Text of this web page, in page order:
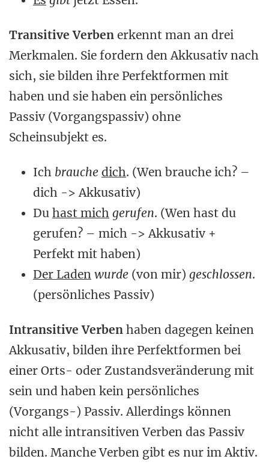
Transitive Verben erkennt man an drei
Merkmalen. Sie fordern den Akkusativ nach
sich, sie bilden ihre Perfektformen mit
haben und sie haben ein persönliches
Passiv (Vorgangspassiv) ohne
Scheinsubjekt es.
Ich brauche dich. (Wen brauche ich? –
dich -> Akkusativ)
Du hast mich gerufen. (Wen hast du
gerufen? – mich -> Akkusativ +
Perfekt mit haben)
Der Laden wurde (von mir) geschlossen.
(persönliches Passiv)
Intransitive Verben haben dagegen keinen
Akkusativ, bilden ihre Perfektformen bei
einer Orts- oder Zustandsveränderung mit
sein und haben kein persönliches
(Vorgangs-) Passiv. Allerdings können
nicht alle intransitiven Verben das Passiv
bilden. Manche Verben gibt es nur im Aktiv.